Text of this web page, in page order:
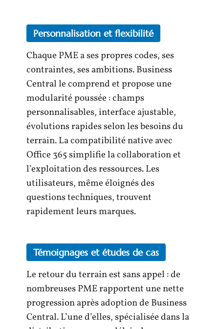
Personnalisation et flexibilité
Chaque PME a ses propres codes, ses
contraintes, ses ambitions. Business
Central le comprend et propose une
modularité poussée : champs
personnalisables, interface ajustable,
évolutions rapides selon les besoins du
terrain. La compatibilité native avec
Office 365 simplifie la collaboration et
l’exploitation des ressources. Les
utilisateurs, même éloignés des
questions techniques, trouvent
rapidement leurs marques.
Témoignages et études de cas
Le retour du terrain est sans appel : de
nombreuses PME rapportent une nette
progression après adoption de Business
Central. L’une d’elles, spécialisée dans la